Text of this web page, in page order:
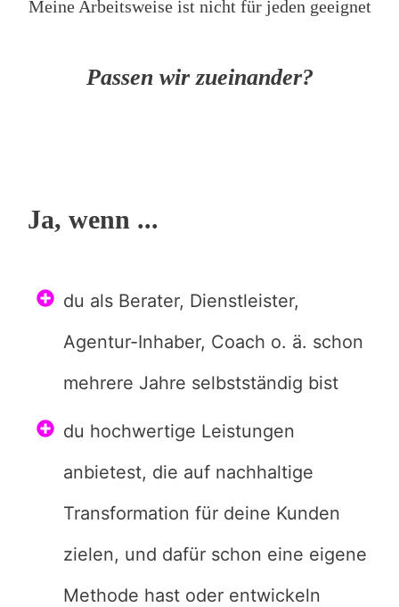
Meine Arbeitsweise ist nicht für jeden geeignet
Passen wir zueinander?
Ja, wenn ...
du als Berater, Dienstleister,
Agentur-Inhaber, Coach o. ä. schon
mehrere Jahre selbstständig bist
du hochwertige Leistungen
anbietest, die auf nachhaltige
Transformation für deine Kunden
zielen, und dafür schon eine eigene
Methode hast oder entwickeln